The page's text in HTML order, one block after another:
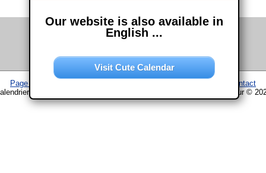
Page d'accueil
Contact
www.chouette-calendrier.com • 23. Juillet 2024 – droit d'auteur ©
Our website is also available in
English ...
Visit Cute Calendar